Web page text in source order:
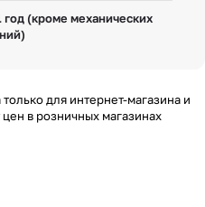
год (кроме механических
для интернет-магазина и
цен в розничных магазинах